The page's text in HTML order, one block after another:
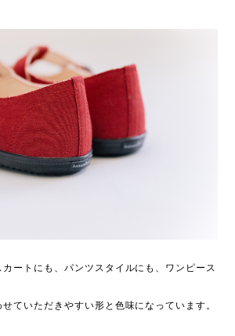
ートにも、パンツスタイルにも、ワンピース
ていただきやすい形と色味になっています。